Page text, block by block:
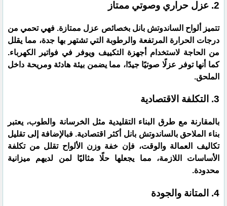
​2. عزل حراري وصوتي ممتاز
​تتميز ألواح الساندوتش بانل بخصائص عزل ممتازة. فهي تحمي من
درجات الحرارة المرتفعة والرطوبة التي تشتهر بها جدة، مما يقلل
من الحاجة لاستخدام أجهزة التكييف ويوفر في فواتير الكهرباء.
كما أنها توفر عزلًا صوتيًا جيدًا، مما يضمن بيئة هادئة ومريحة داخل
الملحق.
​3. التكلفة الاقتصادية
​بالمقارنة مع طرق البناء التقليدية مثل الخرسانة والطوب، يعتبر
بناء الملاحق بالساندوتش بانل أكثر اقتصادية. فبالإضافة إلى تقليل
تكاليف العمالة والوقت، فإن خفة وزن الألواح تقلل من تكلفة
الأساسات اللازمة، مما يجعلها حلًا مثاليًا لمن لديهم ميزانية
محدودة.
​4. المتانة والجودة